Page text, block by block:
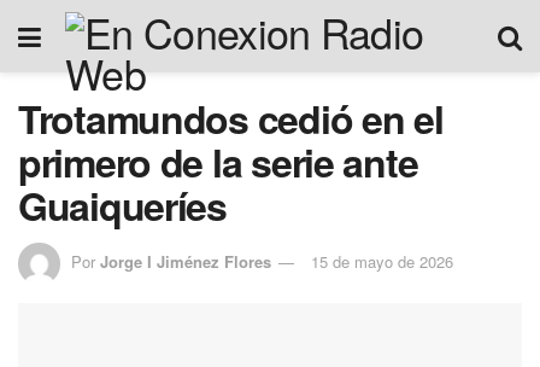
Trotamundos cedió en el
primero de la serie ante
Guaiqueríes
Por Jorge I Jiménez Flores 15 de mayo de 2026